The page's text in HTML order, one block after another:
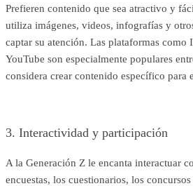
Prefieren contenido que sea atractivo y
utiliza imágenes, videos, infografías y
captar su atención. Las plataformas como
YouTube son especialmente populares
considera crear contenido específico para
3. Interactividad y participación
A la Generación Z le encanta interactuar
encuestas, los cuestionarios, los